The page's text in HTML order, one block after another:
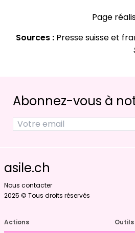
Page
Sources : Presse suisse et
Abonnez-vous à
asile.ch
Nous contacter
2025 © Tous droits réservés
Actions Outils